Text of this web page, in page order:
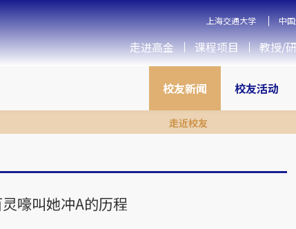
上海交通大学 中
走进高金 课程项目 教授/
校友新闻
走近校友
校友活动
嚎叫她冲A的历程